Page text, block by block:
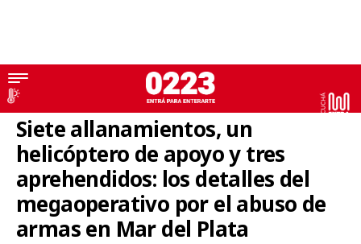
Operativo
Siete allanamientos, un
helicóptero de apoyo y tres
aprehendidos: los detalles del
megaoperativo por el abuso de
armas en Mar del Plata